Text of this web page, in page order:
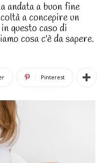
andata a buon fine
a concepire un
questo caso di
cosa c'è da sapere.
Pinterest